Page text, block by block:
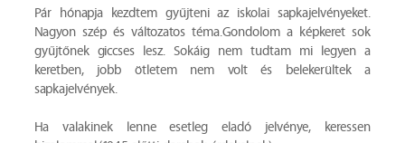
Pár hónapja kezdtem gyűjteni az iskolai sapkajelvényeket.
Nagyon szép és változatos téma.Gondolom a képkeret sok
gyűjtőnek giccses lesz. Sokáig nem tudtam mi legyen a
keretben, jobb ötletem nem volt és belekerültek a
sapkajelvények.
Ha valakinek lenne esetleg eladó jelvénye, keressen